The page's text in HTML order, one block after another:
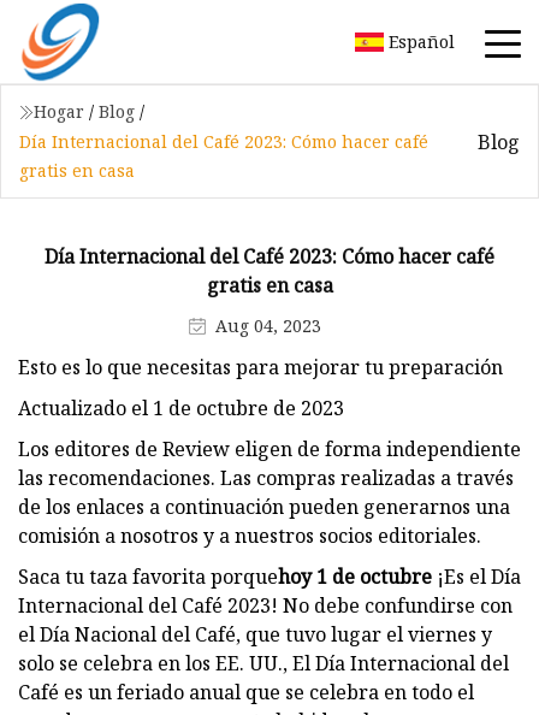
Español
Hogar / Blog /
Día Internacional del Café 2023: Cómo hacer café
gratis en casa
Blog
Día Internacional del Café 2023: Cómo hacer café
gratis en casa
Aug 04, 2023
Esto es lo que necesitas para mejorar tu preparación
Actualizado el 1 de octubre de 2023
Los editores de Review eligen de forma independiente
las recomendaciones. Las compras realizadas a través
de los enlaces a continuación pueden generarnos una
comisión a nosotros y a nuestros socios editoriales.
Saca tu taza favorita porquehoy 1 de octubre ¡Es el Día
Internacional del Café 2023! No debe confundirse con
el Día Nacional del Café, que tuvo lugar el viernes y
solo se celebra en los EE. UU., El Día Internacional del
Café es un feriado anual que se celebra en todo el